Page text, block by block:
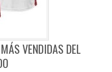
VENDIDAS DEL